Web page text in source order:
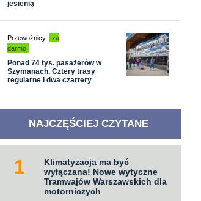
jesienią
Przewoźnicy
za
darmo
Ponad 74 tys. pasażerów w
Szymanach. Cztery trasy
regularne i dwa czartery
NAJCZĘŚCIEJ CZYTANE
Klimatyzacja ma być
wyłączana! Nowe wytyczne
Tramwajów Warszawskich dla
motorniczych